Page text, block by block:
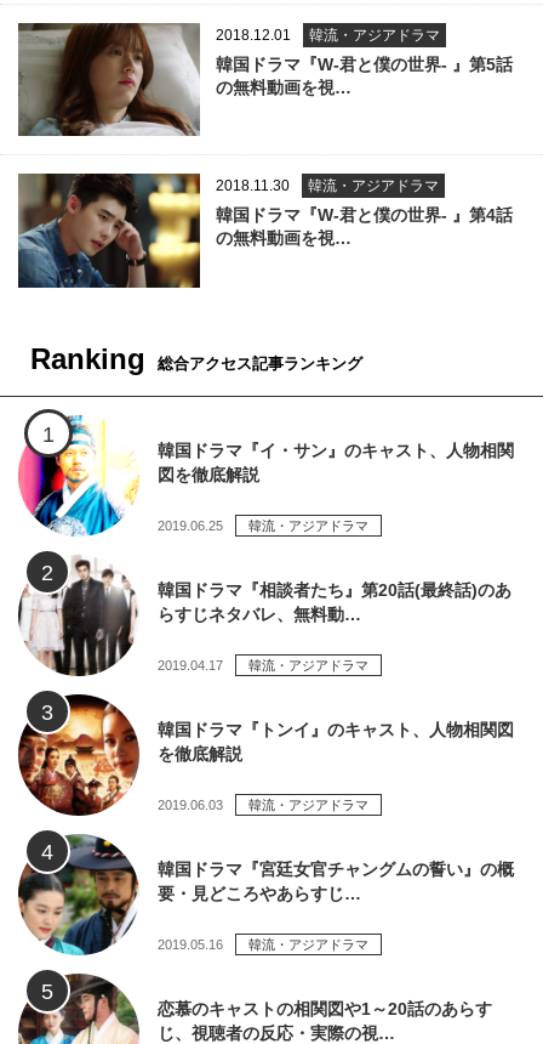
2018.12.01 韓流・アジアドラマ
韓国ドラマ『W-君と僕の世界- 』第5話
の無料動画を視…
2018.11.30 韓流・アジアドラマ
韓国ドラマ『W-君と僕の世界- 』第4話
の無料動画を視…
Ranking 総合アクセス記事ランキング
韓国ドラマ『イ・サン』のキャスト、人物相関
図を徹底解説
2019.06.25 韓流・アジアドラマ
韓国ドラマ『相談者たち』第20話(最終話)のあ
らすじネタバレ、無料動…
2019.04.17 韓流・アジアドラマ
韓国ドラマ『トンイ』のキャスト、人物相関図
を徹底解説
2019.06.03 韓流・アジアドラマ
韓国ドラマ『宮廷女官チャングムの誓い』の概
要・見どころやあらすじ…
2019.05.16 韓流・アジアドラマ
恋慕のキャストの相関図や1～20話のあらす
じ、視聴者の反応・実際の視…